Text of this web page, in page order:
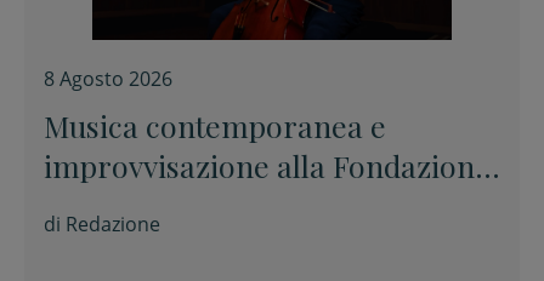
8 Agosto 2026
Musica contemporanea e
improvvisazione alla Fondazione
Tito Balestra di Longiano
di Redazione